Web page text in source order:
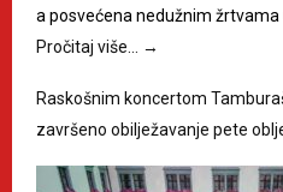
a posvećena nedužnim žrtvama
Pročitaj više…
→
Raskošnim koncertom
završeno obilježavanje pete